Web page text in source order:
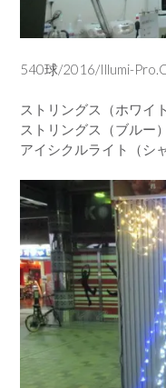
540球/2016/Illumi-
ストリングス（ホワイ
ストリングス（ブルー
アイシクルライト（シ